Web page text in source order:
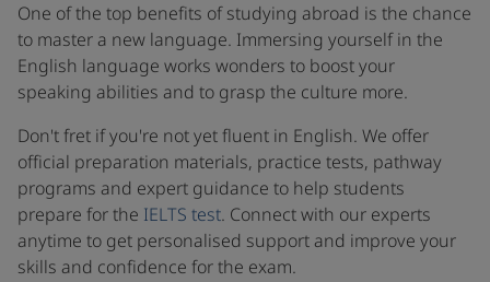
One of the top benefits of studying abroad is the chance
to master a new language. Immersing yourself in the
English language works wonders to boost your
speaking abilities and to grasp the culture more.
Don't fret if you're not yet fluent in English. We offer
official preparation materials, practice tests, pathway
programs and expert guidance to help students
prepare for the IELTS test. Connect with our experts
anytime to get personalised support and improve your
skills and confidence for the exam.